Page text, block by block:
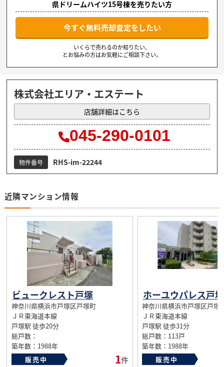
県ドリームハイツ15号棟を売りたい方
今すぐ無料売却査定をしたい
いくらで売れるのか知りたい、
とお悩みの方はお気軽にご相談下さい。
株式会社エリア・エステート
店舗詳細はこちら
045-290-0101
物件番号 RHS-im-22244
近隣マンション情報
ビュークレスト戸塚
神奈川県横浜市戸塚区戸塚町
ＪＲ東海道本線
戸塚駅 徒歩20分
総戸数：
築年数：1988年
販売中
1件
ホーユウパレス戸塚
神奈川県横浜市戸塚区戸塚
ＪＲ東海道本線
戸塚駅 徒歩31分
総戸数：113戸
築年数：1988年
販売中